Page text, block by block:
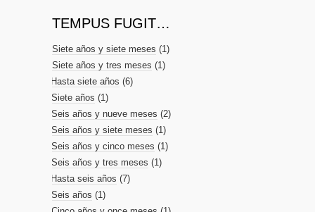
TEMPUS FUGIT…
Siete años y siete meses (1)
Siete años y tres meses (1)
Hasta siete años (6)
Siete años (1)
Seis años y nueve meses (2)
Seis años y siete meses (1)
Seis años y cinco meses (1)
Seis años y tres meses (1)
Hasta seis años (7)
Seis años (1)